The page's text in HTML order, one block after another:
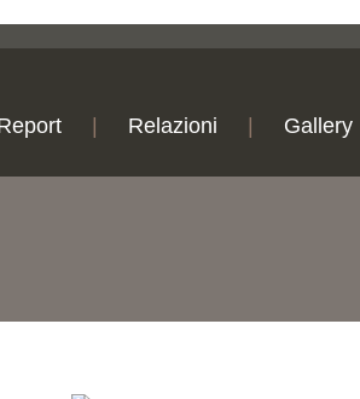
Relazioni Gallery